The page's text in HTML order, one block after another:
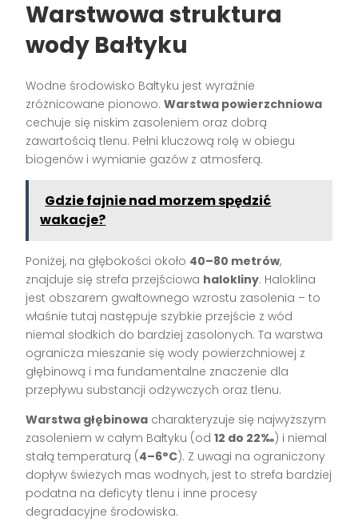
Warstwowa struktura
wody Bałtyku
Wodne środowisko Bałtyku jest wyraźnie
zróżnicowane pionowo.Warstwa powierzchniowa
cechuje się niskim zasoleniem oraz dobrą
zawartością tlenu. Pełni kluczową rolę w obiegu
biogenów i wymianie gazów z atmosferą.
Gdzie fajnie nad morzem spędzić
wakacje?
Poniżej, na głębokości około 40–80 metrów,
znajduje się strefa przejściowa halokliny. Haloklina
jest obszarem gwałtownego wzrostu zasolenia – to
właśnie tutaj następuje szybkie przejście z wód
niemal słodkich do bardziej zasolonych. Ta warstwa
ogranicza mieszanie się wody powierzchniowej z
głębinową i ma fundamentalne znaczenie dla
przepływu substancji odżywczych oraz tlenu.
Warstwa głębinowa charakteryzuje się najwyższym
zasoleniem w całym Bałtyku (od12 do 22‰) i niemal
stałą temperaturą (4–6°C). Z uwagi na ograniczony
dopływ świeżych mas wodnych, jest to strefa bardziej
podatna na deficyty tlenu i inne procesy
degradacyjne środowiska.